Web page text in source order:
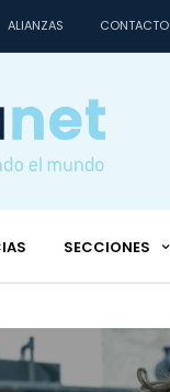
ALIANZAS CONTACTO
SECCIONES